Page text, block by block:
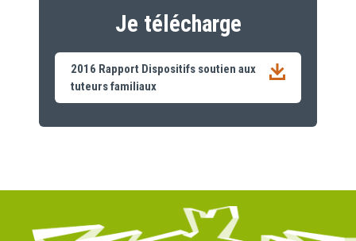
Je télécharge
2016 Rapport Dispositifs soutien aux
tuteurs familiaux